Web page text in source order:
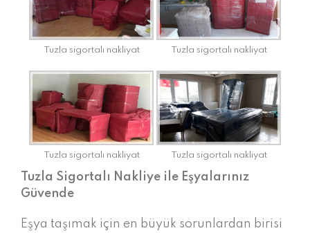
Tuzla sigortalı nakliyat Tuzla sigortalı nakliyat
Tuzla sigortalı nakliyat Tuzla sigortalı nakliyat
Tuzla Sigortalı Nakliye ile Eşyalarınız
Güvende
Eşya taşımak için en büyük sorunlardan birisi